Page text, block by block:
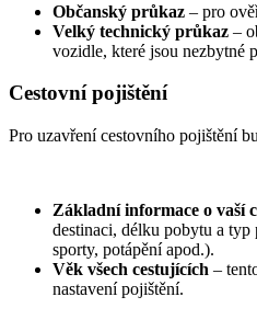
Občanský průkaz – pro
Velký technický průkaz –
vozidle, které jsou nezbytné
Cestovní pojištění
Pro uzavření cestovního pojištění
Základní informace o vaší
destinaci, délku pobytu a
sporty, potápění apod.).
Věk všech cestujících –
nastavení pojištění.